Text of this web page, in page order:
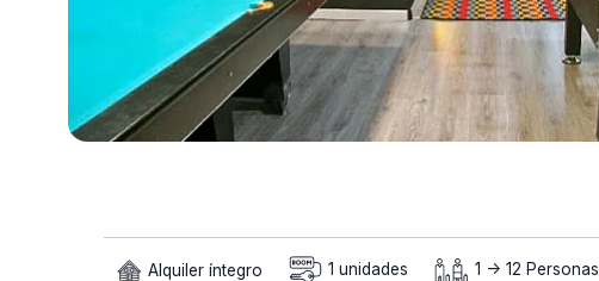
Alquiler íntegro 1 unidades 1 -> 12 Personas